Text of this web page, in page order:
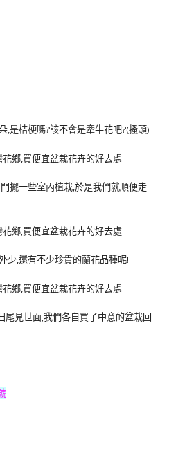
,是桔梗嗎?該不會是牽牛花吧?(搔頭)
擺一些室內植栽,於是我們就順便走
少,還有不少珍貴的蘭花品種呢!
尾見世面,我們各自買了中意的盆栽回